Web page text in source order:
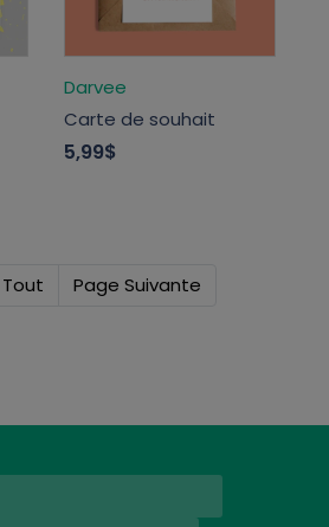
Darvee
Carte de souhait
5,99$
Tout Page Suivante